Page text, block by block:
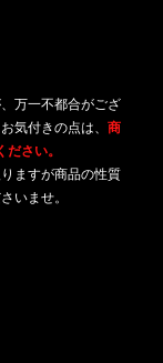
万一不都合がござ
気付きの点は、 商
さい。
ますが商品の性質
いませ。